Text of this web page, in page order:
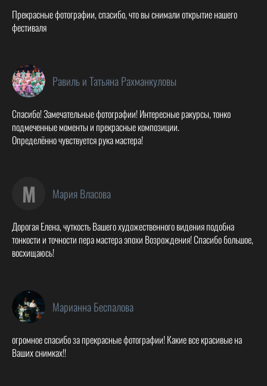
Прекрасные фотографии, спасибо, что вы снимали открытие нашего
фестиваля
Равиль и Татьяна Рахманкуловы
Спасибо! Замечательные фотографии! Интересные ракурсы, тонко
подмеченные моменты и прекрасные композиции.
Определённо чувствуется рука мастера!
М Мария Власова
Дорогая Елена, чуткость Вашего художественного видения подобна
тонкости и точности пера мастера эпохи Возрождения! Спасибо большое,
восхищаюсь!
Марианна Беспалова
огромное спасибо за прекрасные фотографии! Какие все красивые на
Ваших снимках!!